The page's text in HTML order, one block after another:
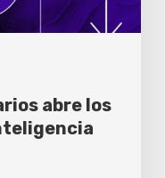
abre los